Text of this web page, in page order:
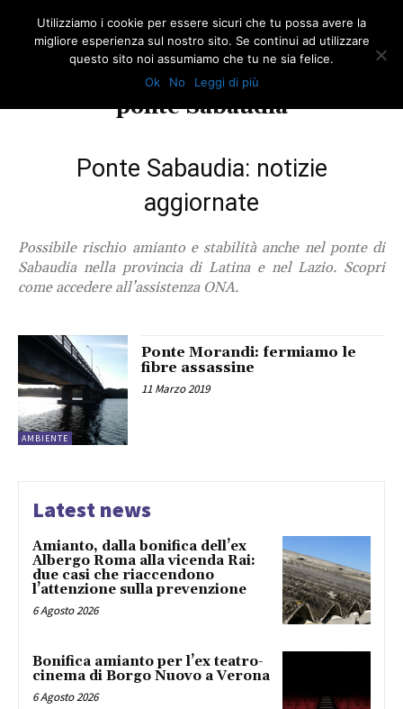
ponte Sabaudia
Ponte Sabaudia: notizie
aggiornate
Possibile rischio amianto e stabilità anche nel ponte di
Sabaudia nella provincia di Latina e nel Lazio. Scopri
come accedere all’assistenza ONA.
AMBIENTE
Ponte Morandi: fermiamo le
fibre assassine
11 Marzo 2019
Latest news
Amianto, dalla bonifica dell’ex
Albergo Roma alla vicenda Rai:
due casi che riaccendono
l’attenzione sulla prevenzione
6 Agosto 2026
Bonifica amianto per l’ex teatro-
cinema di Borgo Nuovo a Verona
6 Agosto 2026
Utilizziamo i cookie per essere sicuri che tu possa avere la
migliore esperienza sul nostro sito. Se continui ad utilizzare
questo sito noi assumiamo che tu ne sia felice.
Ok
No Leggi di più